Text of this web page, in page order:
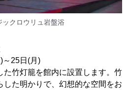
ックロウリュ岩盤浴
～25日(月)
た竹灯籠を館内に設置します。竹
した明かりで、幻想的な空間をお